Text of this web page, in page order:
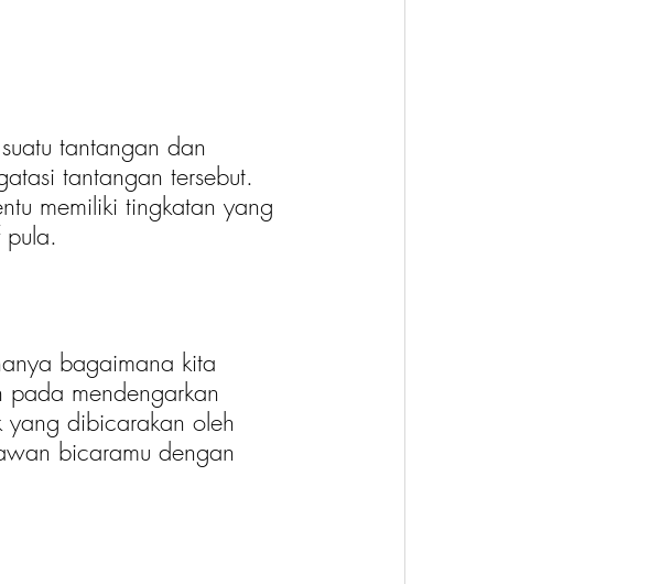
tantangan dan
tantangan tersebut.
memiliki tingkatan yang
pula.
bagaimana kita
mendengarkan
yang dibicarakan oleh
bicaramu dengan